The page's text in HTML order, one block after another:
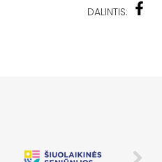
DALINTIS: